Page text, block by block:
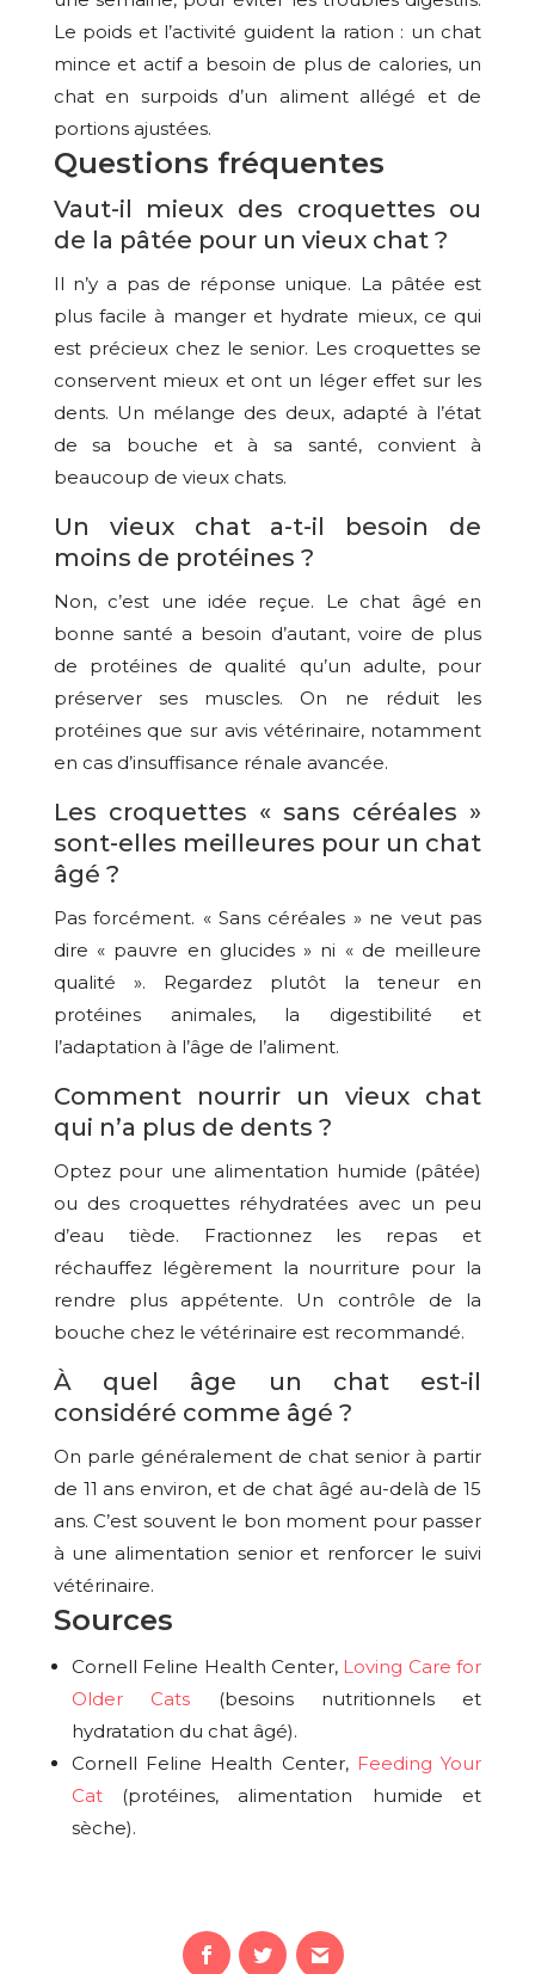
Le poids et l’activité guident la ration : un chat
mince et actif a besoin de plus de calories, un
chat en surpoids d’un aliment allégé et de
portions ajustées.
Questions fréquentes
Vaut-il mieux des croquettes ou
de la pâtée pour un vieux chat ?
Il n’y a pas de réponse unique. La pâtée est
plus facile à manger et hydrate mieux, ce qui
est précieux chez le senior. Les croquettes se
conservent mieux et ont un léger effet sur les
dents. Un mélange des deux, adapté à l’état
de sa bouche et à sa santé, convient à
beaucoup de vieux chats.
Un vieux chat a-t-il besoin de
moins de protéines ?
Non, c’est une idée reçue. Le chat âgé en
bonne santé a besoin d’autant, voire de plus
de protéines de qualité qu’un adulte, pour
préserver ses muscles. On ne réduit les
protéines que sur avis vétérinaire, notamment
en cas d’insuffisance rénale avancée.
Les croquettes « sans céréales »
sont-elles meilleures pour un chat
âgé ?
Pas forcément. « Sans céréales » ne veut pas
dire « pauvre en glucides » ni « de meilleure
qualité ». Regardez plutôt la teneur en
protéines animales, la digestibilité et
l’adaptation à l’âge de l’aliment.
Comment nourrir un vieux chat
qui n’a plus de dents ?
Optez pour une alimentation humide (pâtée)
ou des croquettes réhydratées avec un peu
d’eau tiède. Fractionnez les repas et
réchauffez légèrement la nourriture pour la
rendre plus appétente. Un contrôle de la
bouche chez le vétérinaire est recommandé.
À quel âge un chat est-il
considéré comme âgé ?
On parle généralement de chat senior à partir
de 11 ans environ, et de chat âgé au-delà de 15
ans. C’est souvent le bon moment pour passer
à une alimentation senior et renforcer le suivi
vétérinaire.
Sources
Cornell Feline Health Center, Loving Care for
Older Cats (besoins nutritionnels et
hydratation du chat âgé).
Cornell Feline Health Center, Feeding Your
Cat(protéines, alimentation humide et
sèche).